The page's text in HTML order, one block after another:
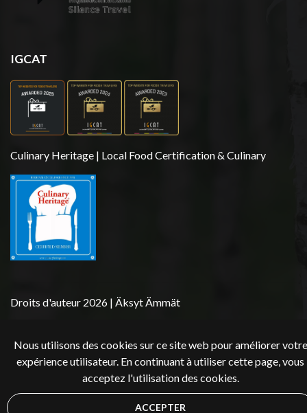
Nous utilisons des cookies sur ce site web pour améliorer votre
expérience utilisateur. En continuant à utiliser cette page, vous
acceptez l'utilisation des cookies.
ACCEPTER
IGCAT
Culinary Heritage | Local Food Certification & Culinary
Droits d'auteur 2026 | Äksyt Ämmät